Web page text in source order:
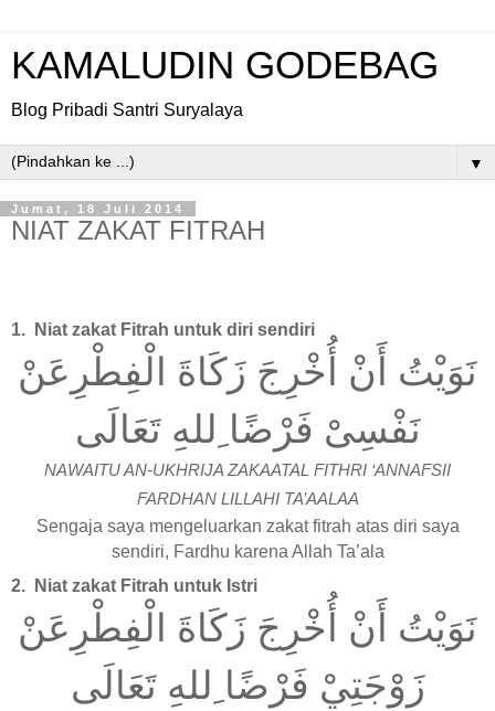
KAMALUDIN GODEBAG
Blog Pribadi Santri Suryalaya
▼
Jumat, 18 Juli 2014
NIAT ZAKAT FITRAH
1. Niat zakat Fitrah untuk diri sendiri
نَوَيْتُ أَنْ أُخْرِجَ زَكَاةَ الْفِطْرِعَنْ
نَفْسِىْ فَرْضًا ِللهِ تَعَالَى
NAWAITU AN-UKHRIJA ZAKAATAL FITHRI ‘ANNAFSII
FARDHAN LILLAHI TA’AALAA
Sengaja saya mengeluarkan zakat fitrah atas diri saya
sendiri, Fardhu karena Allah Ta’ala
2.
Niat zakat Fitrah untuk Istri
نَوَيْتُ أَنْ أُخْرِجَ زَكَاةَ الْفِطْرِعَنْ
زَوْجَتِيْ فَرْضًا ِللهِ تَعَالَى